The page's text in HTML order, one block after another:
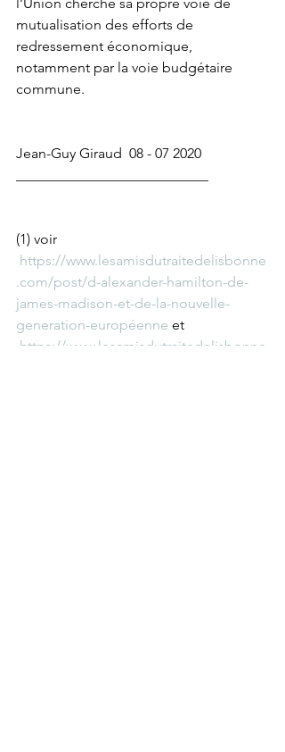
mutualisation des efforts de
redressement économique,
notamment par la voie budgétaire
commune.
Jean-Guy Giraud  08 - 07 2020
(1) voir
https://www.lesamisdutraitedelisbonne
.com/post/d-alexander-hamilton-de-
james-madison-et-de-la-nouvelle-
generation-européenne et
https://www.lesamisdutraitedelisbonne